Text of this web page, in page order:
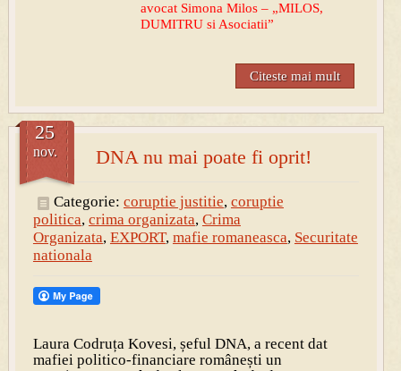
avocat Simona Milos – „MILOS,
DUMITRU si Asociatii”
Citeste mai mult
DNA nu mai poate fi oprit!
25
nov.
Categorie: coruptie justitie, coruptie
politica, crima organizata, Crima
Organizata, EXPORT, mafie romaneasca, Securitate
nationala
Laura Codruța Kovesi, șeful DNA, a recent dat
mafiei politico-financiare românești un